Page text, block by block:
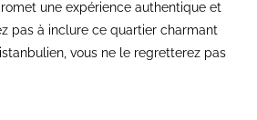
une expérience authentique et
pas à inclure ce quartier charmant
vous ne le regretterez pas